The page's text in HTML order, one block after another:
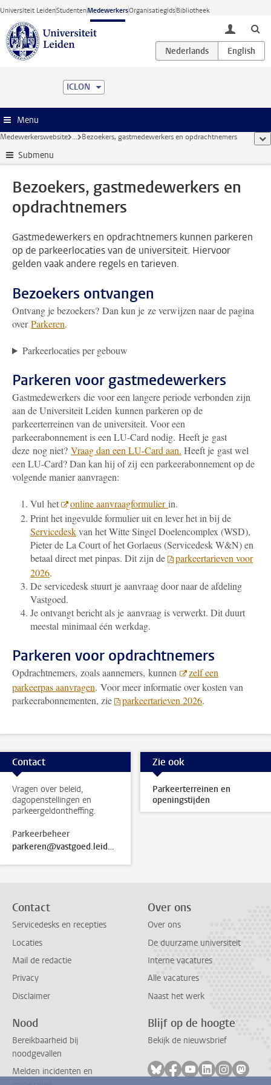
Ga direct naar de inhoud
Universiteit LeidenStudentenMedewerkersOrganisatiegidsBibliotheek
toggle
ICLON
Menu
Medewerkerswebsite ... Bezoekers, gastmedewerkers en opdrachtnemers
Submenu
Bezoekers, gastmedewerkers en
opdrachtnemers
Gastmedewerkers en opdrachtnemers kunnen parkeren
op de parkeerlocaties van de universiteit. Hiervoor
gelden vaak andere regels en tarieven.
Bezoekers ontvangen
Ontvang je bezoekers? Dan kun je ze verwijzen naar de pagina
overParkeren.
Parkeerlocaties per gebouw
Parkeren voor gastmedewerkers
Gastmedewerkers die voor een langere periode verbonden zijn
aan de Universiteit Leiden kunnen parkeren op de
parkeerterreinen van de universiteit. Voor een
parkeerabonnement is een LU-Card nodig. Heeft je gast
deze nog niet? Vraag dan een LU-Card aan. Heeft je gast wel
een LU-Card? Dan kan hij of zij een parkeerabonnement op de
volgende manier aanvragen:
Vul het online aanvraagformulierin.
Print het ingevulde formulier uit en lever het in bij de
Servicedeskvan het Witte Singel Doelencomplex (WSD),
Pieter de La Court of het Gorlaeus (Servicedesk W&N) en
betaal direct met pinpas. Dit zijn de
parkeertarieven voor
2026.
De servicedesk stuurt je aanvraag door naar de afdeling
Vastgoed.
Je ontvangt bericht als je aanvraag is verwerkt. Dit duurt
meestal minimaal één werkdag.
Parkeren voor opdrachtnemers
Opdrachtnemers, zoals aannemers, kunnen
zelf een
parkeerpas aanvragen. Voor meer informatie over kosten van
parkeerabonnementen, zie
parkeertarieven 2026.
Contact
Vragen over beleid,
dagopenstellingen en
parkeergeldontheffing.
Parkeerbeheer
parkeren@vastgoed.leidenuniv.nl
Zie ook
Parkeerterreinen en
openingstijden
Contact
Servicedesks en recepties
Locaties
Mail de redactie
Privacy
Disclaimer
Over ons
Over ons
De duurzame universiteit
Interne vacatures
Alle vacatures
Naast het werk
Nood
Bereikbaarheid bij
noodgevallen
Melden incidenten en
Blijf op de hoogte
Bekijk de nieuwsbrief
Volg ons op bluesky
Volg ons op facebook
Volg ons op
Volg ons op
Volg ons
Volg